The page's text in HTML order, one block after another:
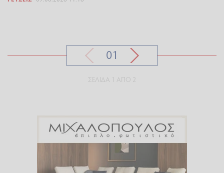
01
ΣΕΛΊΔΑ 1 ΑΠΌ 2